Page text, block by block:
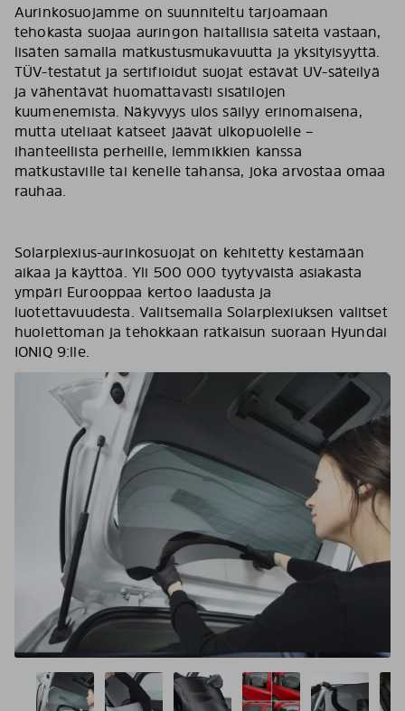
Aurinkosuojamme on suunniteltu tarjoamaan
tehokasta suojaa auringon haitallisia säteitä vastaan,
lisäten samalla matkustusmukavuutta ja yksityisyyttä.
TÜV-testatut ja sertifioidut suojat estävät UV-säteilyä
ja vähentävät huomattavasti sisätilojen
kuumenemista. Näkyvyys ulos säilyy erinomaisena,
mutta uteliaat katseet jäävät ulkopuolelle –
ihanteellista perheille, lemmikkien kanssa
matkustaville tai kenelle tahansa, joka arvostaa omaa
rauhaa.
Solarplexius-aurinkosuojat on kehitetty kestämään
aikaa ja käyttöä. Yli 500 000 tyytyväistä asiakasta
ympäri Eurooppaa kertoo laadusta ja
luotettavuudesta. Valitsemalla Solarplexiuksen valitset
huolettoman ja tehokkaan ratkaisun suoraan Hyundai
IONIQ 9:lle.